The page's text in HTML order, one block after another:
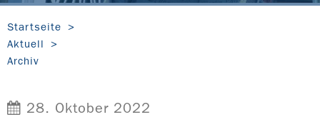
Startseite
Aktuell
Archiv
28. Oktober 2022